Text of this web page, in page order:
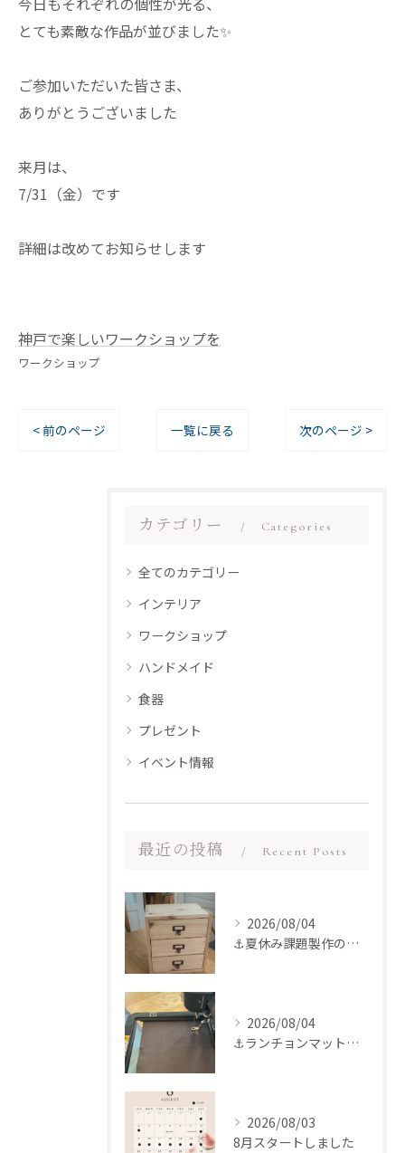
とても素敵な作品が並びました✨
ご参加いただいた皆さま、
ありがとうございました
来月は、
7/31（金）です
詳細は改めてお知らせします
神戸で楽しいワークショップを
ワークショップ
< 前のページ 一覧に戻る 次のページ >
カテゴリー Categories
全てのカテゴリー
インテリア
ワークショップ
ハンドメイド
食器
プレゼント
イベント情報
最近の投稿 Recent Posts
2026/08/04
⚓︎夏休み課題製作のお手伝いをさせていただきました
2026/08/04
⚓︎ランチョンマット製作〜♪
2026/08/03
8月スタートしました